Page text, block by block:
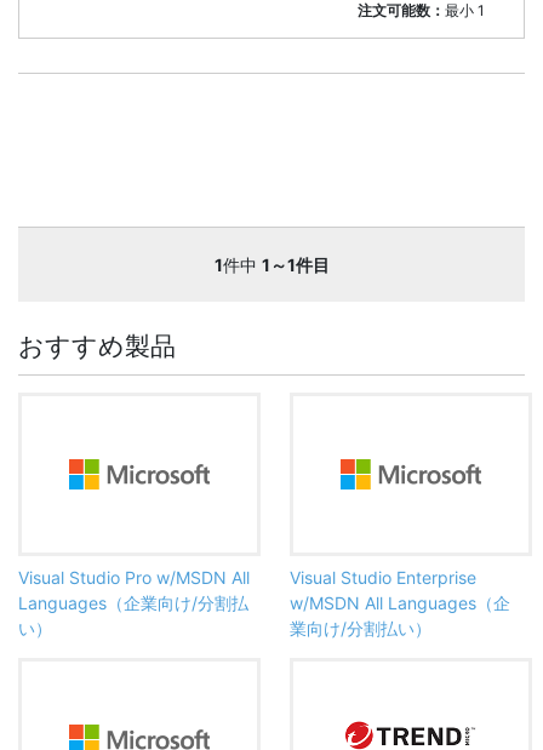
注文可能数：最小 1
1件中 1～1件目
おすすめ製品
Visual Studio Pro w/MSDN All
Languages（企業向け/分割払
い）
Visual Studio Enterprise
w/MSDN All Languages（企
業向け/分割払い）